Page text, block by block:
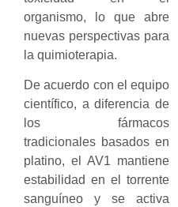
organismo, lo que abre
nuevas perspectivas para
la quimioterapia.
De acuerdo con el equipo
científico, a diferencia de
los fármacos
tradicionales basados en
platino, el AV1 mantiene
estabilidad en el torrente
sanguíneo y se activa